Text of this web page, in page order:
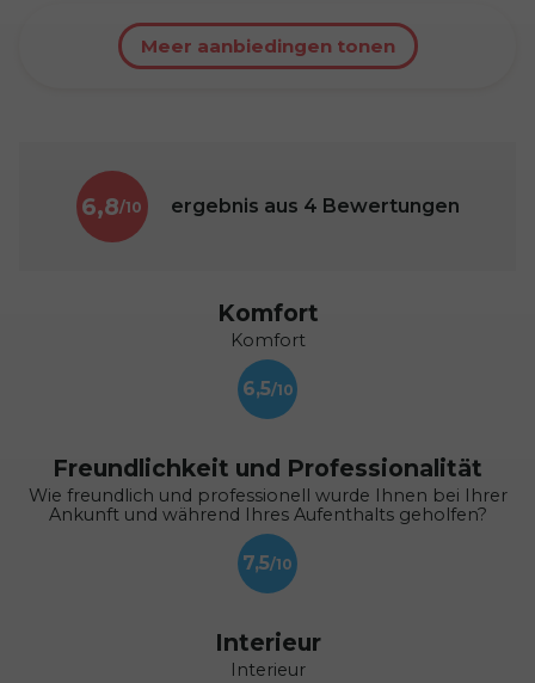
Meer aanbiedingen tonen
6,8 ergebnis aus 4 Bewertungen
Komfort
Komfort
6,5
Freundlichkeit und Professionalität
Wie freundlich und professionell wurde Ihnen bei Ihrer
Ankunft und während Ihres Aufenthalts geholfen?
7,5
Interieur
Interieur